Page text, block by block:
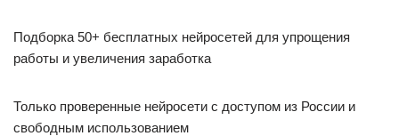
Подборка 50+ бесплатных нейросетей для упрощения
работы и увеличения заработка
Только проверенные нейросети с доступом из России и
свободным использованием